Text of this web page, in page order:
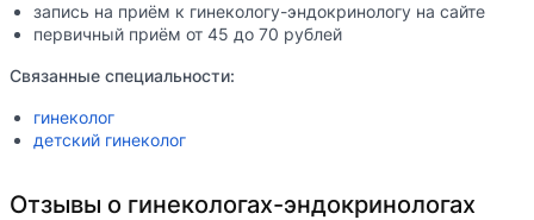
запись на приём к гинекологу-эндокринологу на сайте
первичный приём от 45 до 70 рублей
Связанные специальности:
гинеколог
детский гинеколог
Отзывы о гинекологах-эндокринологах